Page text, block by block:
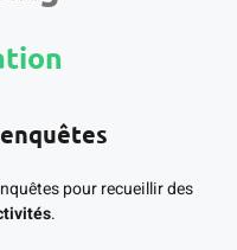
pour recueillir des
.